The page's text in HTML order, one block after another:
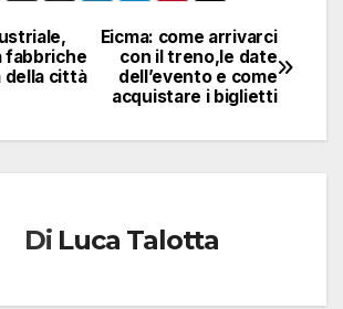
Eicma: come arrivarci
con il treno,le date
dell’evento e come
acquistare i biglietti
fabbriche
della città
Di Luca Talotta